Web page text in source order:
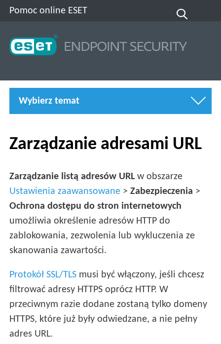
Pomoc online ESET
Wybierz temat
Zarządzanie adresami URL
Zarządzanie listą adresów URLw obszarze
Ustawienia zaawansowane >Zabezpieczenia >
Ochrona dostępu do stron internetowych
umożliwia określenie adresów HTTP do
zablokowania, zezwolenia lub wykluczenia ze
skanowania zawartości.
Protokół SSL/TLS musi być włączony, jeśli chcesz
filtrować adresy HTTPS oprócz HTTP. W
przeciwnym razie dodane zostaną tylko domeny
HTTPS, które już były odwiedzane, a nie pełny
adres URL.